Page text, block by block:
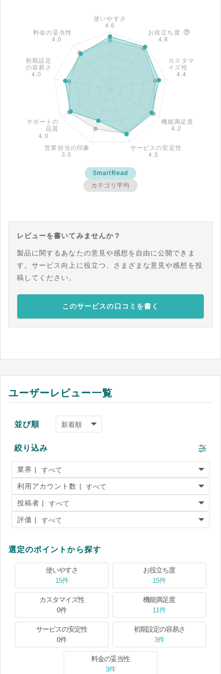
SmartRead
カテゴリ平均
レビューを書いてみませんか？
製品に関するあなたの意見や感想を自由に公開できま
す。サービス向上に役立つ、さまざまな意見や感想を投
稿してください。
このサービスの口コミを書く
ユーザーレビュー一覧
並び順
絞り込み
業界 |
利用アカウント数 |
投稿者 |
評価 |
選定のポイントから探す
使いやすさ
15件
お役立ち度
15件
カスタマイズ性
0件
機能満足度
11件
サービスの安定性
0件
初期設定の容易さ
3件
料金の妥当性
3件